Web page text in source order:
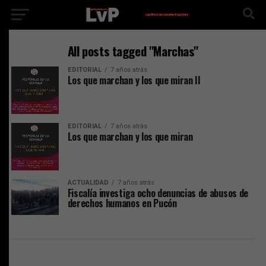
All posts tagged "Marchas"
EDITORIAL 7 años atrás
Los que marchan y los que miran II
EDITORIAL 7 años atrás
Los que marchan y los que miran
ACTUALIDAD 7 años atrás
Fiscalía investiga ocho denuncias de abusos de
derechos humanos en Pucón